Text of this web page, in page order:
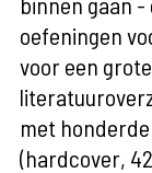
oefeningen
voor een
met
(hardcover,